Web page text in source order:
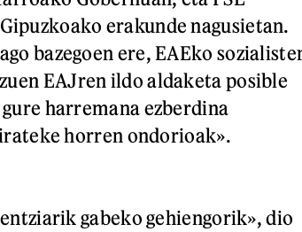
erakunde nagusietan.
bazegoen ere, EAEko
EAJren ildo aldaketa posible
harremana ezberdina
horren ondorioak».
gabeko gehiengorik», dio